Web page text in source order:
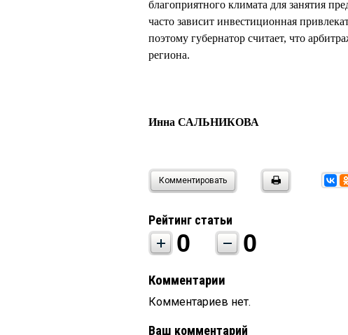
благоприятного климата для занятия
часто зависит инвестиционная
поэтому губернатор считает, что
региона.
Инна САЛЬНИКОВА
Комментировать
Рейтинг статьи
0 0
Комментарии
Комментариев нет.
Ваш комментарий